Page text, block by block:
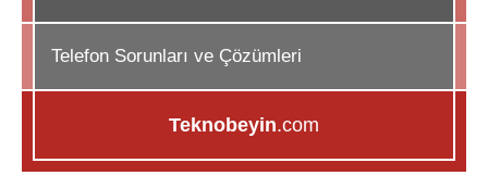
Telefon Sorunları ve Çözümleri
Teknobeyin.com